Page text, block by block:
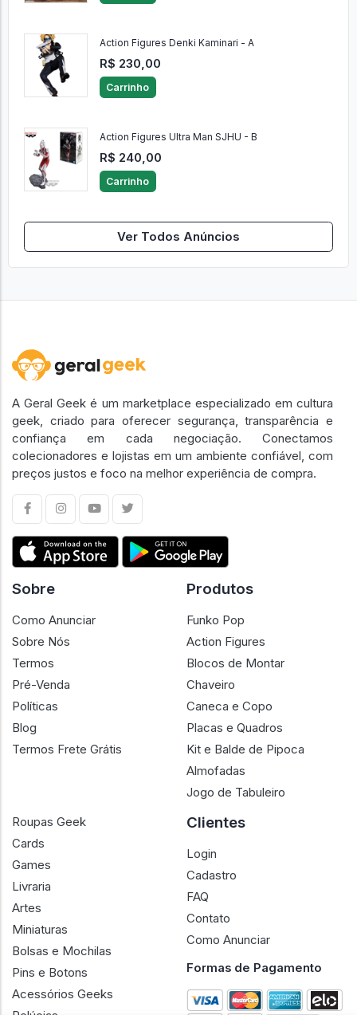
Action Figures Denki Kaminari - A
R$ 230,00
Carrinho
Action Figures Ultra Man SJHU - B
R$ 240,00
Carrinho
Ver Todos Anúncios
A Geral Geek é um marketplace especializado em cultura
geek, criado para oferecer segurança, transparência e
confiança em cada negociação. Conectamos
colecionadores e lojistas em um ambiente confiável, com
preços justos e foco na melhor experiência de compra.
Sobre
Como Anunciar
Sobre Nós
Termos
Pré-Venda
Políticas
Blog
Termos Frete Grátis
Produtos
Funko Pop
Action Figures
Blocos de Montar
Chaveiro
Caneca e Copo
Placas e Quadros
Kit e Balde de Pipoca
Almofadas
Jogo de Tabuleiro
Roupas Geek
Cards
Games
Livraria
Artes
Miniaturas
Bolsas e Mochilas
Pins e Botons
Acessórios Geeks
Clientes
Login
Cadastro
FAQ
Contato
Como Anunciar
Formas de Pagamento